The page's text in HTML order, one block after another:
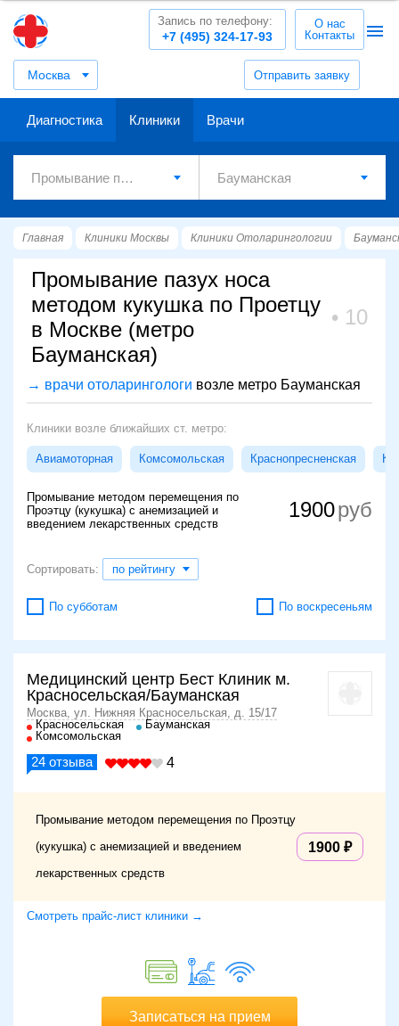
Москва Отправить заявку
+7 (495) 324-17-93
Запись по телефону:
О нас
Контакты
Диагностика Клиники Врачи
Главная Клиники Москвы Клиники Отоларингологии
Промывание пазух носа
методом кукушка по Проетцу
в Москве (метро
Бауманская)
10
→ врачи отоларингологи возле метро Бауманская
Клиники возле ближайших ст. метро:
Авиамоторная Комсомольская Краснопресненская
Промывание методом перемещения по
Проэтцу (кукушка) с анемизацией и
введением лекарственных средств
1900
Сортировать: по рейтингу
По субботам По воскресеньям
Медицинский центр Бест Клиник м.
Красносельская/Бауманская
Москва, ул. Нижняя Красносельская, д. 15/17
Красносельская
Бауманская
Комсомольская
24 отзыва 4
Промывание методом перемещения по Проэтцу
(кукушка) с анемизацией и введением
лекарственных средств
1900
Смотреть прайс-лист клиники →
Записаться на прием